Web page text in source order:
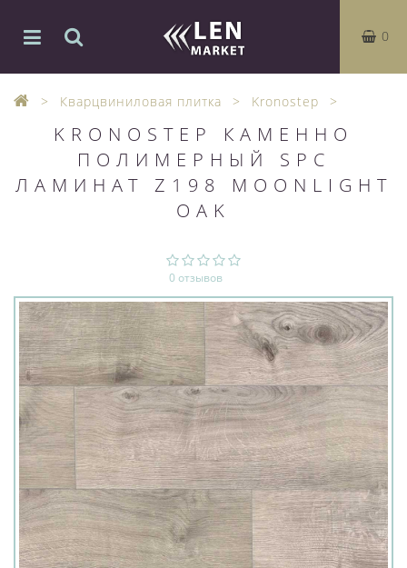
0
Кварцвиниловая плитка Kronostep
KRONOSTEP КАМЕННО
ПОЛИМЕРНЫЙ SPC
ЛАМИНАТ Z198 MOONLIGHT
OAK
0 отзывов